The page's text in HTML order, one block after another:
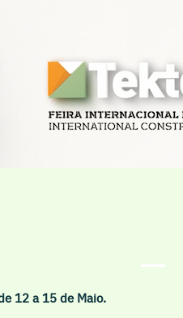
12 a 15 de Maio.